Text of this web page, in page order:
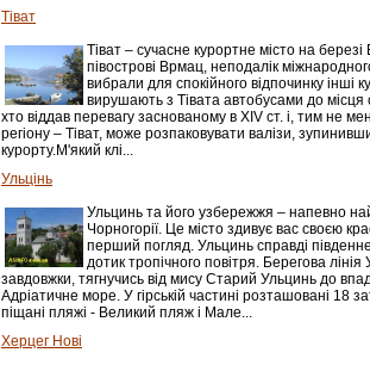
Тіват
Тіват – сучасне курортне місто на
півострові Врмац, неподалік
вибрали для спокійного відпочинку інші
вирушають з Тівата автобусами до місця
хто віддав перевагу заснованому в XIV ст. і, тим не
регіону – Тіват, може розпаковувати валізи,
курорту.М'який клі...
Ульцінь
Ульцинь та його узбережжя – напевно
Чорногорії. Це місто здивує вас своєю
перший погляд. Ульцинь справді південне
дотик тропічного повітря. Берегова
завдовжки, тягнучись від мису Старий Ульцинь до
Адріатичне море. У гірській частині розташовані 18
піщані пляжі - Великий пляж і Мале...
Херцег Нові